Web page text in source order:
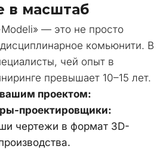
в масштаб
— это не просто
комьюнити. В
чей опыт в
превышает 10–15 лет.
вашим проектом:
проектировщики:
чертежи в формат 3D-